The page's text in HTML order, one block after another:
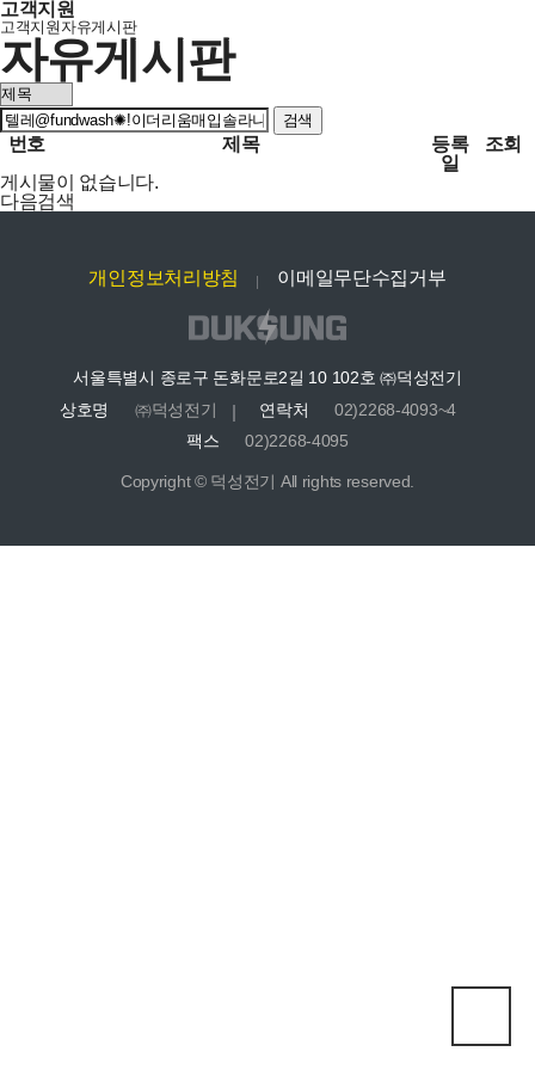
고객지원
고객지원 자유게시판
자유게시판
검색
번호 제목
등록
일
조회
게시물이 없습니다.
다음검색
개인정보처리방침 이메일무단수집거부
서울특별시 종로구 돈화문로2길 10 102호 ㈜덕성전기
상호명
㈜덕성전기 연락처
02)2268-4093~4
팩스
02)2268-4095
Copyright © 덕성전기 All rights reserved.